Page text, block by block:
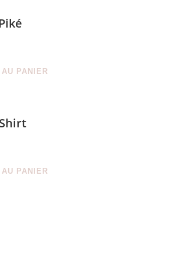
PANIER
PANIER